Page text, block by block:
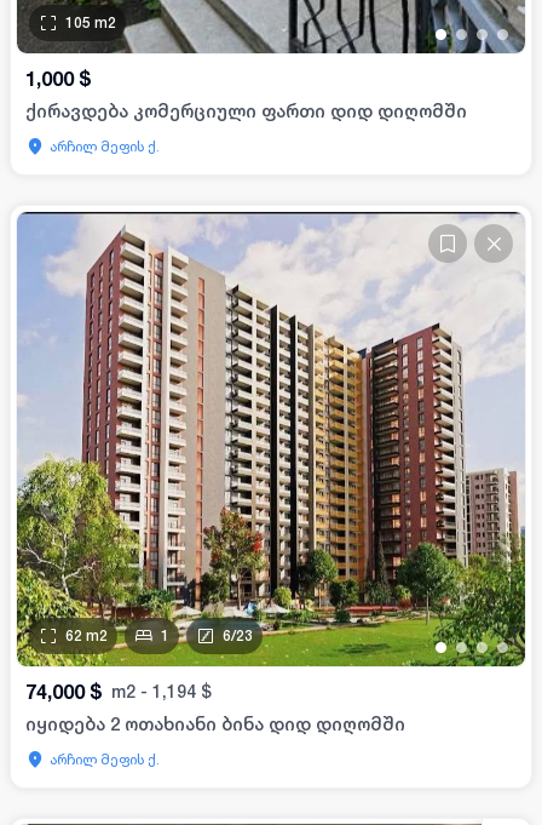
•• ••
105 m2
1,000 $
ქირავდება კომერციული ფართი დიდ დიღომში
არჩილ მეფის ქ.
••••
62 m2 1 6/23
74,000 $ m2 - 1,194 $
იყიდება 2 ოთახიანი ბინა დიდ დიღომში
არჩილ მეფის ქ.